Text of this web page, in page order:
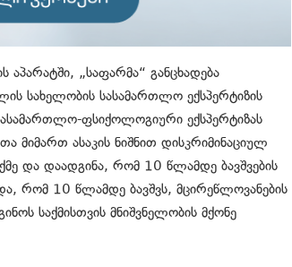
„საფარმა“ განცხადება
სახელობის სასამართლო ექსპერტიზის
ფსიქოლოგიური ექსპერტიზას
მიმართ ასაკის ნიშნით დისკრიმინაციულ
და დაადგინა, რომ 10 წლამდე ბავშვების
რომ 10 წლამდე ბავშვს, მცირეწლოვანების
საქმისთვის მნიშვნელობის მქონე